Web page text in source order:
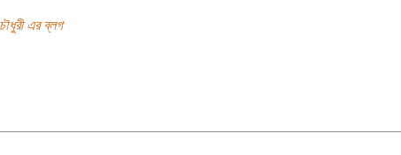
এর ব্লগ